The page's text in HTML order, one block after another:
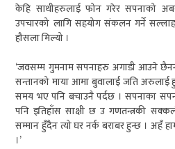
केहि साथीहरुलाई फोन गरेर सपनाको
उपचारको लागि सहयोग संकलन गर्ने
हौसला मिल्यो ।
‘जवसम्म गुमनाम सपनाहरु अगाडी आउने
सन्तानको माया आमा बुवालाई जति
समय भए पनि बचाउनै पर्दछ । सपनाका
पनि इतिहाँस साक्षी छ उ गणतन्त्रकी
सम्मान हुँदैन त्यो घर नर्क बराबर हुन्छ । अहँ
।’